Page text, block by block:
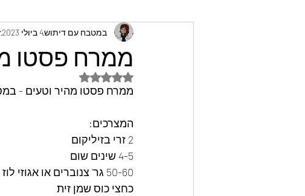
ממרח פסטו
במטבח עם דיתוש4 ביולי 2023
דירוג של NaN מתוך 5 כוכבים
ממרח פסטו מהיר וטעים -
המצרכים:
2 זרי בזיליקום
4-5 שינים שום
50-60 גר' צנוברים או אגוזי לוז
כחצי כוס שמן זית